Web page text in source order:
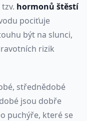
hormonů štěstí
pociťuje
být na slunci,
rizik
střednědobé
jsou dobře
puchýře, které se